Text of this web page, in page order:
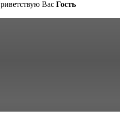
Вас Гость